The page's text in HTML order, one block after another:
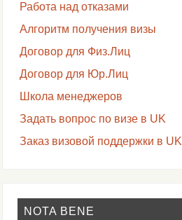
Работа над отказами
Алгоритм получения визы
Договор для Физ.Лиц
Договор для Юр.Лиц
Школа менеджеров
Задать вопрос по визе в UK
Заказ визовой поддержки в UK
NOTA BENE